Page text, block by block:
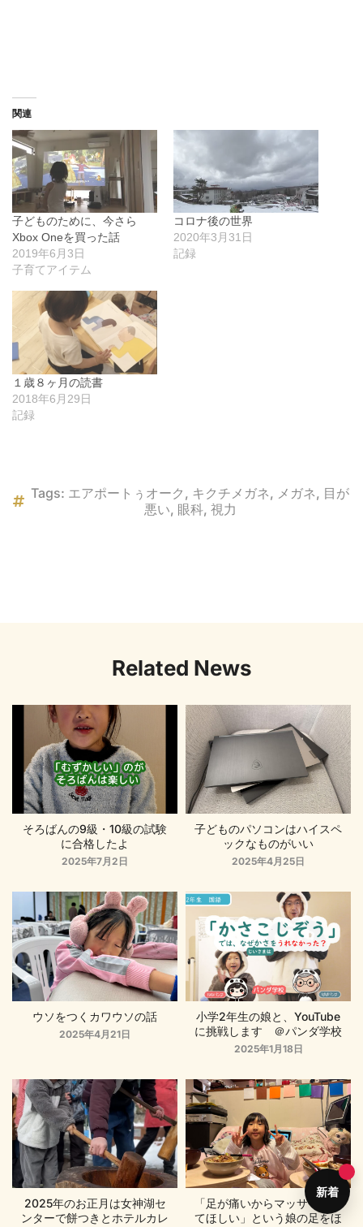
関連
子どものために、今さら
Xbox Oneを買った話
2019年6月3日
子育てアイテム
コロナ後の世界
2020年3月31日
記録
１歳８ヶ月の読書
2018年6月29日
記録
Tags: エアポートぅオーク , キクチメガネ, メガネ, 目が
悪い, 眼科, 視力
Related News
そろばんの9級・10級の試験
に合格したよ
2025年7月2日
子どものパソコンはハイスペ
ックなものがいい
2025年4月25日
ウソをつくカワウソの話
2025年4月21日
小学2年生の娘と、YouTube
に挑戦します ＠パンダ学校
2025年1月18日
2025年のお正月は女神湖セ
ンターで餅つきとホテルカレ
「足が痛いからマッサージし
てほしい」という娘の足をほ
新着